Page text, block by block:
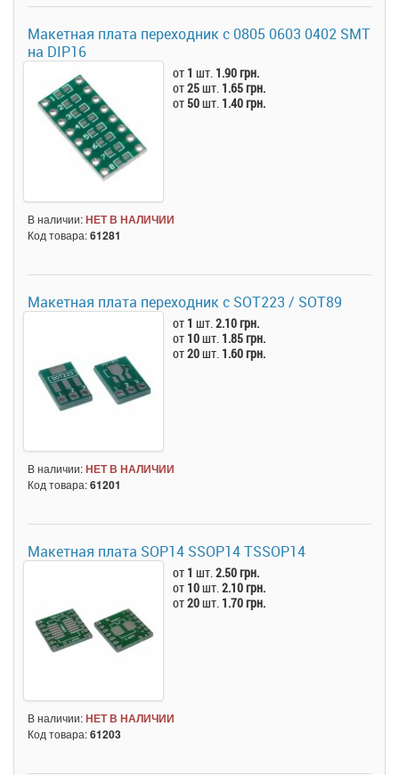
Макетная плата переходник с 0805 0603 0402 SMT
на DIP16
от 1 шт. 1.90 грн.
от25шт. 1.65 грн.
от 50шт. 1.40 грн.
В наличии:НЕТ В НАЛИЧИИ
Код товара:61281
Макетная плата переходник с SOT223 / SOT89
от 1 шт.2.10 грн.
от 10шт. 1.85 грн.
от20шт. 1.60 грн.
В наличии:НЕТ В НАЛИЧИИ
Код товара:61201
Макетная плата SOP14 SSOP14 TSSOP14
от 1 шт.2.50 грн.
от 10шт.2.10 грн.
от20шт. 1.70 грн.
В наличии:НЕТ В НАЛИЧИИ
Код товара:61203